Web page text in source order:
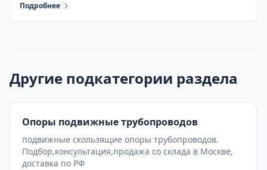
Подробнее
Другие подкатегории раздела
Опоры подвижные трубопроводов
подвижные скользящие опоры трубопроводов.
Подбор,консультация,продажа со склада в Москве,
доставка по РФ